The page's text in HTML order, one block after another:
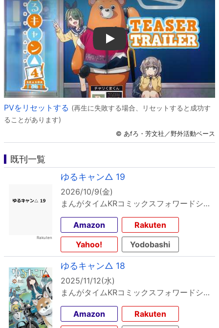
Play
PVをリセットする (再生に失敗する場合、リセットすると成功す
ることがあります)
© あfろ・芳文社／野外活動ベース
既刊一覧
ゆるキャン△ 19
2026/10/9(金)
まんがタイムKRコミックスフォワードシリーズ
Amazon
Rakuten
Yahoo!
Yodobashi
ゆるキャン△ 18
2025/11/12(水)
まんがタイムKRコミックスフォワードシリーズ
Amazon
Rakuten